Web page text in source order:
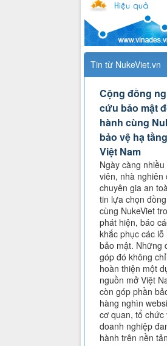
Tin từ NukeViet.vn
Cộng đồng
cứu bảo mật
hành cùng
bảo vệ hạ
Việt Nam
Ngày càng nhiều
viên, nhà nghiên
chuyên gia an
tin lựa chọn
cùng NukeViet
phát hiện, báo
khắc phục các lỗ
bảo mật. Những
góp đó không
hoàn thiện một
nguồn mở Việt
còn góp phần
hàng nghìn
cơ quan, tổ chức
doanh nghiệp
hành trên nền